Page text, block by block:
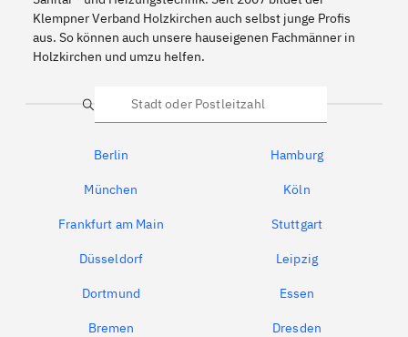
Klempner Verband Holzkirchen auch selbst junge Profis
aus. So können auch unsere hauseigenen Fachmänner in
Holzkirchen und umzu helfen.
Suche
Berlin Hamburg
München Köln
Frankfurt am Main Stuttgart
Düsseldorf Leipzig
Dortmund Essen
Bremen Dresden